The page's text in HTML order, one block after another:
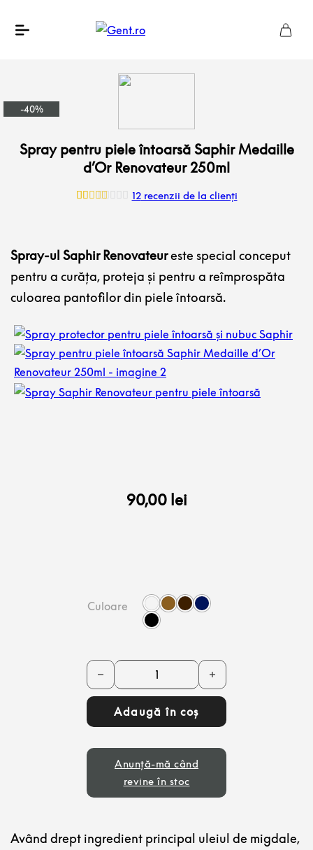
Spray pentru piele întoarsă Saphir Medaille
d’Or Renovateur 250ml
la clienți
12recenzii de la clienți
Spray-ul Saphir Renovateureste special conceput
pentru a curăța, proteja și pentru a reîmprospăta
culoarea pantofilor din piele întoarsă.
90,00 lei
Culoare
Cantitate Spray pentru piele întoarsă
Adaugă în coș
Anunță-mă când
revine în stoc
Având drept ingredient principal uleiul de migdale,
-40%